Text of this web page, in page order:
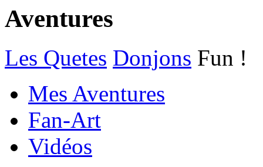
Aventures
Les Quetes Donjons Fun !
Mes Aventures
Fan-Art
Vidéos